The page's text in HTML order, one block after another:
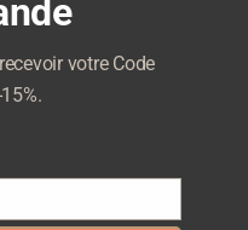
votre Code